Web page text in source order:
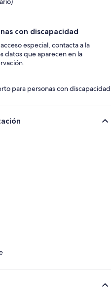
con discapacidad
especial, contacta a la
datos que aparecen en la
para personas con discapacidad